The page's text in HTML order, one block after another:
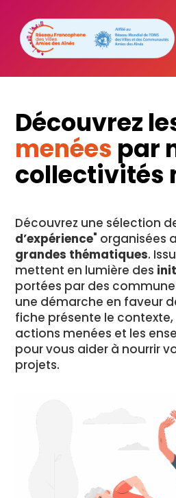
Découvrez
menées par
collectivités
Découvrez une sélection
d’expérience" organisées
grandes thématiques.
mettent en lumière des
portées par des
une démarche en faveur
fiche présente le
actions menées et les
pour vous aider à nourrir
projets.